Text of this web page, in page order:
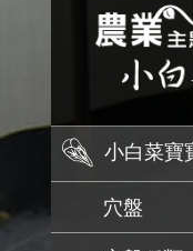
小白菜寶
穴盤